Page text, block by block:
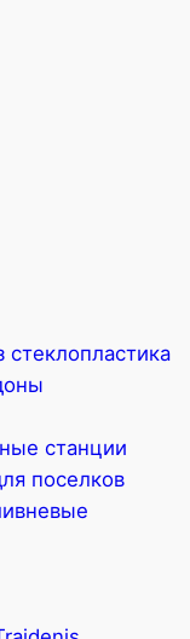
станции
поселков